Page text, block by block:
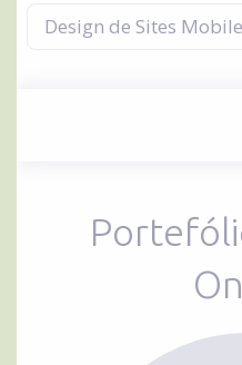
Design de Sites Mobile